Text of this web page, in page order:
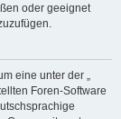
oder geeignet
eine unter der „
Foren-Software